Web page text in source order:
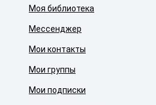
Моя библиотека
Мессенджер
Мои контакты
Мои группы
Мои подписки